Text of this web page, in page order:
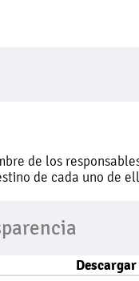
de los
de cada uno de
Descargar